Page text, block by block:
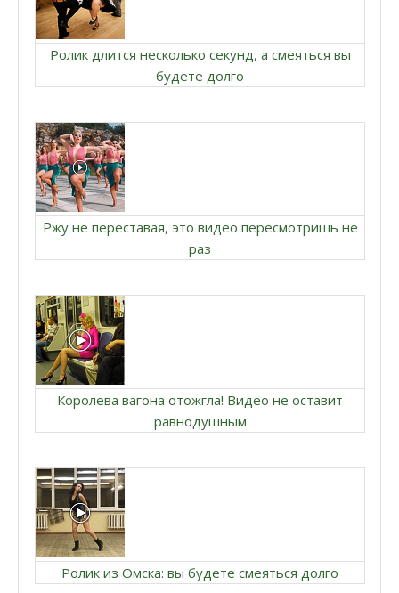
Ролик длится несколько секунд, а смеяться вы
будете долго
Ржу не переставая, это видео пересмотришь не
раз
Королева вагона отожгла! Видео не оставит
равнодушным
Ролик из Омска: вы будете смеяться долго